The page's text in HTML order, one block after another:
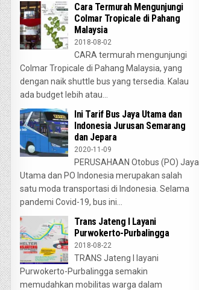
Cara Termurah Mengunjungi
Colmar Tropicale di Pahang
Malaysia
2018-08-02
CARA termurah mengunjungi
Colmar Tropicale di Pahang Malaysia, yang
dengan naik shuttle bus yang tersedia. Kalau
ada budget lebih atau...
Ini Tarif Bus Jaya Utama dan
Indonesia Jurusan Semarang
dan Jepara
2020-11-09
PERUSAHAAN Otobus (PO) Jaya
Utama dan PO Indonesia merupakan salah
satu moda transportasi di Indonesia. Selama
pandemi Covid-19, bus ini...
Trans Jateng I Layani
Purwokerto-Purbalingga
2018-08-22
TRANS Jateng I layani
Purwokerto-Purbalingga semakin
memudahkan mobilitas warga dalam